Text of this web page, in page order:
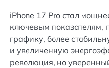
iPhone 17 Pro стал
ключевым показателям,
графику, более
и увеличенную
революция, но